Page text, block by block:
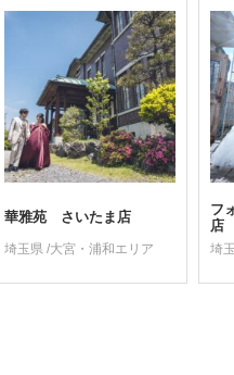
華雅苑 さいたま店
埼玉県 /大宮・浦和エリア
フ
店
埼